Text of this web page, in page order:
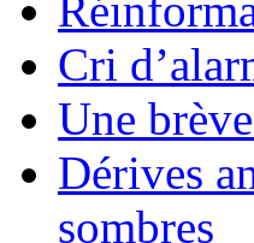
Cri
Une
Dérives
sombres